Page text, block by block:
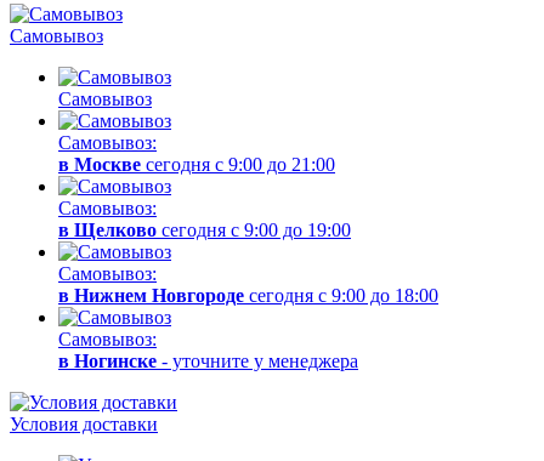
Самовывоз
Самовывоз
Самовывоз:
в Москве сегодня с 9:00 до 21:00
Самовывоз:
в Щелково сегодня с 9:00 до 19:00
Самовывоз:
в Нижнем Новгороде сегодня с 9:00 до 18:00
Самовывоз:
в Ногинске - уточните у менеджера
Условия доставки